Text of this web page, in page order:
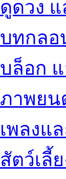
ดูดวง
บทกลอ
บล็อก
ภาพยน
เพลงแ
สัตว์เลี้